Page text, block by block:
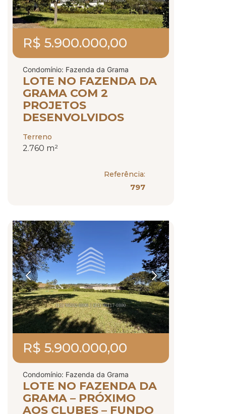
R$ 5.900.000,00
Condomínio: Fazenda da Grama
LOTE NO FAZENDA DA
GRAMA COM 2
PROJETOS
DESENVOLVIDOS
Terreno
2.760 m²
Referência:
797
R$ 5.900.000,00
Condomínio: Fazenda da Grama
LOTE NO FAZENDA DA
GRAMA – PRÓXIMO
AOS CLUBES – FUNDO